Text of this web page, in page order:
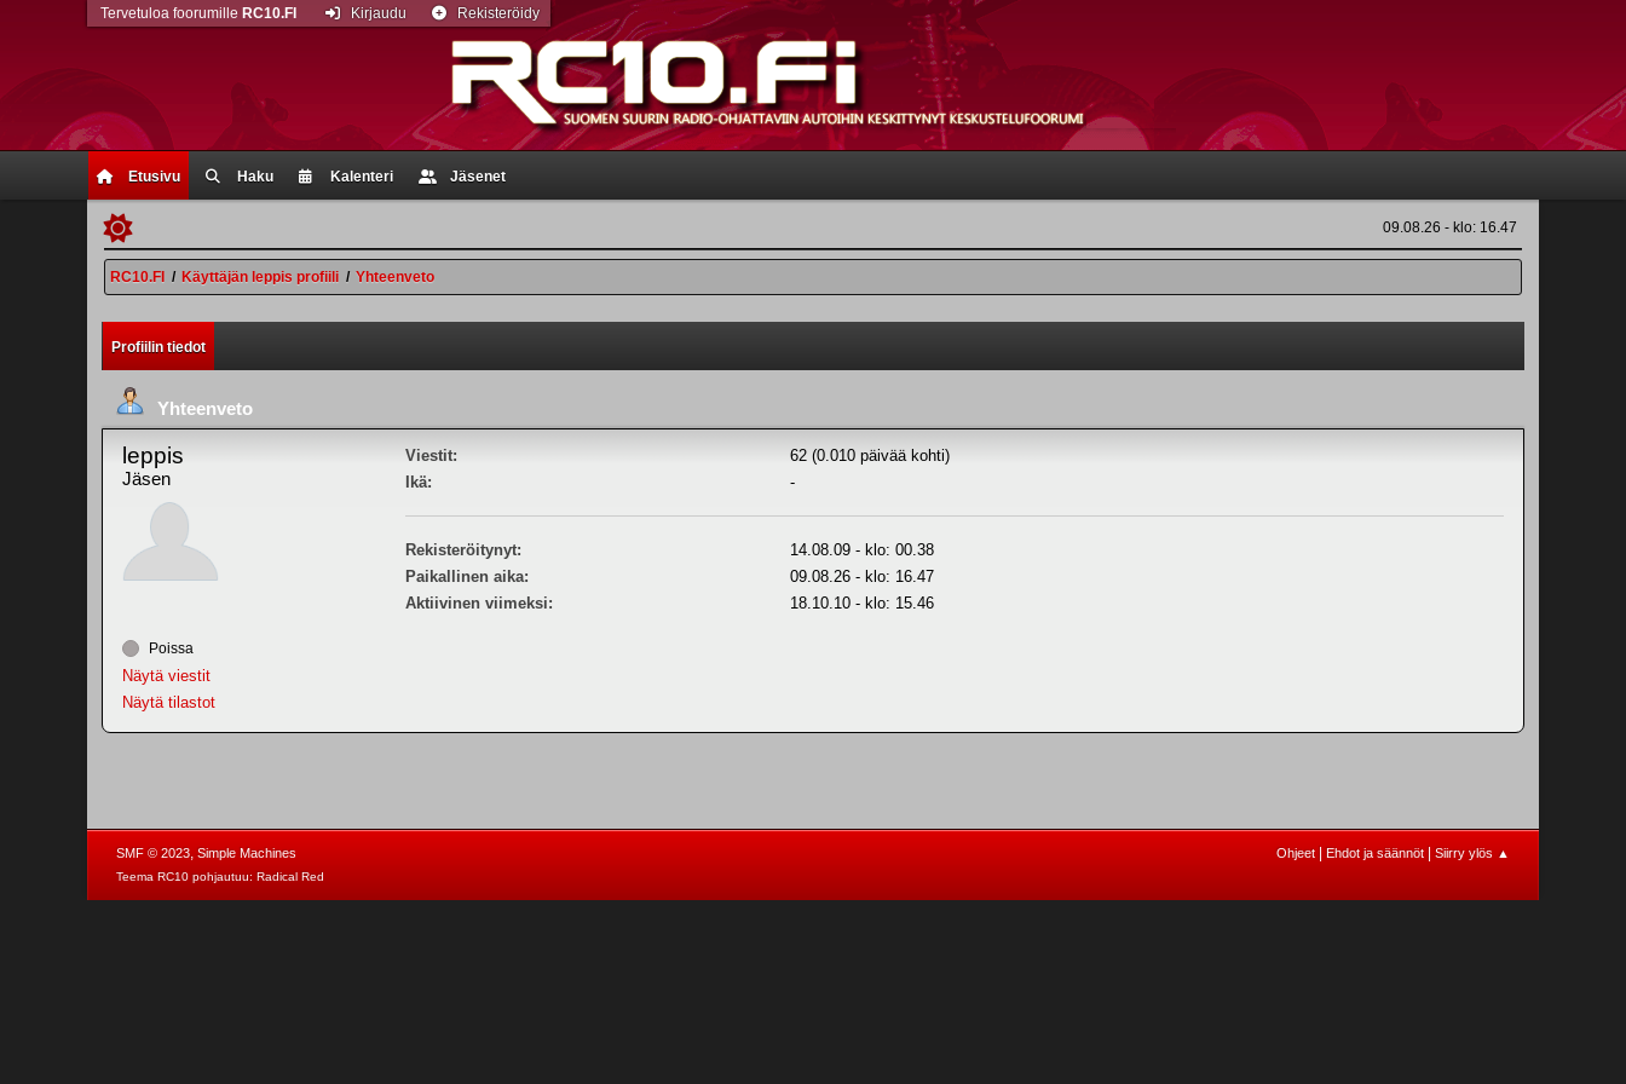
Etusivu Haku Kalenteri Jäsenet
Tervetuloa foorumille RC10.FI Kirjaudu Rekisteröidy
09.08.26 - klo: 16.47
RC10.FI / Käyttäjän leppis profiili / Yhteenveto
Profiilin tiedot
Yhteenveto
leppis
Jäsen
Poissa
Näytä viestit
Näytä tilastot
Viestit:
62 (0.010 päivää kohti)
Ikä:
-
Rekisteröitynyt:
14.08.09 - klo: 00.38
Paikallinen aika:
09.08.26 - klo: 16.47
Aktiivinen viimeksi:
18.10.10 - klo: 15.46
Ohjeet Ehdot ja säännöt Siirry ylös ▲
SMF © 2023, Simple Machines
Teema RC10 pohjautuu: Radical Red